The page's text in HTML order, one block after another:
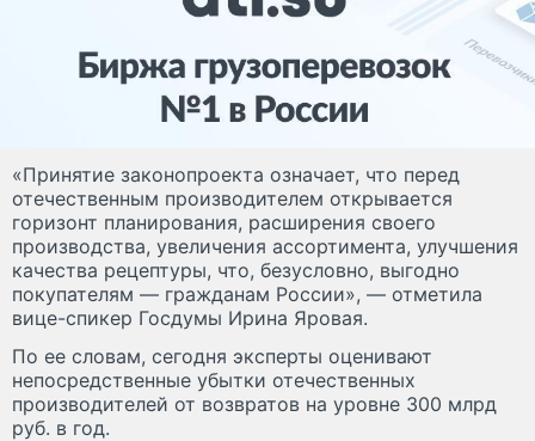
«Принятие законопроекта означает, что перед
отечественным производителем открывается
горизонт планирования, расширения своего
производства, увеличения ассортимента, улучшения
качества рецептуры, что, безусловно, выгодно
покупателям — гражданам России», — отметила
вице-спикер Госдумы Ирина Яровая.
По ее словам, сегодня эксперты оценивают
непосредственные убытки отечественных
производителей от возвратов на уровне 300 млрд
руб. в год.